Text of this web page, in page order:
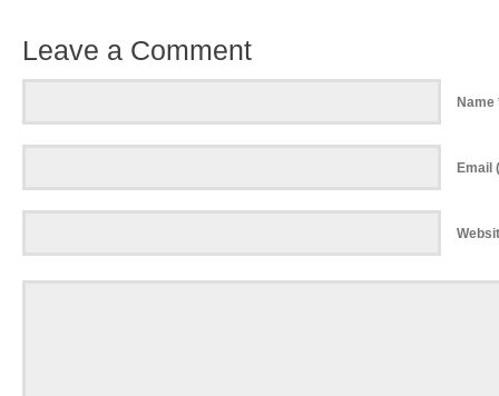
Leave a Comment
Name
Email